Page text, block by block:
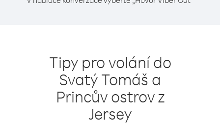
Tipy pro volání do
Svatý Tomáš a
Princův ostrov z
Jersey